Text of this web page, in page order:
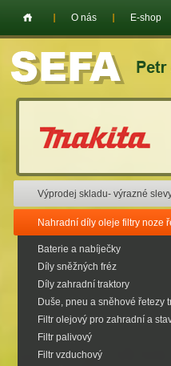
O nás E-shop
Výprodej skladu- výrazné
Nahradní díly oleje filtry noze
Baterie a nabíječky
Díly sněžných fréz
Díly zahradní traktory
Duše, pneu a sněhové řetezy
Filtr olejový pro zahradní a
Filtr palivový
Filtr vzduchový